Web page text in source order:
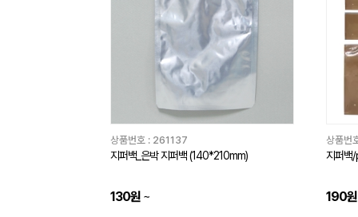
상품번호 : 261137
지퍼백_은박 지퍼백 (140*210mm)
130원 ~
상품번
지퍼백
190원